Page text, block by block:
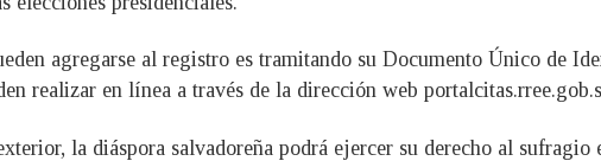
agregarse al registro es tramitando su Documento Único de
realizar en línea a través de la dirección web
la diáspora salvadoreña podrá ejercer su derecho al